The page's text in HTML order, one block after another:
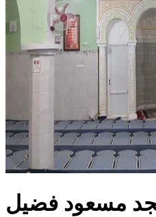
مسعود فضيل